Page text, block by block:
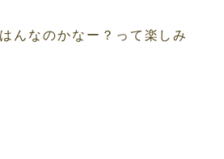
んなのかなー？って楽しみ